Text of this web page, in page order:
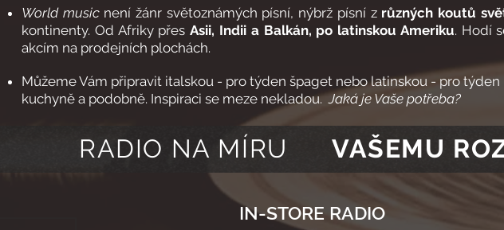
World musicnení žánr světoznámých písní, nýbrž písní z různých koutů
kontinenty. Od Afriky přesAsii, Indii a Balkán, po latinskou Ameriku. Hodí
akcím na prodejních plochách.
Můžeme Vám připravit italskou - pro týden špaget nebo latinskou - pro
kuchyně a podobně. Inspiraci se meze nekladou. Jaká je Vaše potřeba?
RADIO NA MÍRU VAŠEMU
IN-STORE RADIO